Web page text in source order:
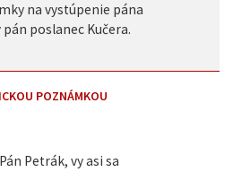
na vystúpenie pána
poslanec Kučera.
POZNÁMKOU
Petrák, vy asi sa